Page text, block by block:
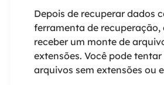
Depois de recuperar dados
ferramenta de recuperação,
receber um monte de
extensões. Você pode tentar
arquivos sem extensões ou